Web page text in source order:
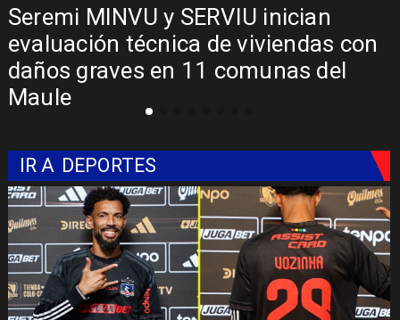
Fondo Orasmi entrega apoyo a
familia de Romeral para costear
alimentación especializada de niño
con Síndrome de Intestino Corto
IR A DEPORTES